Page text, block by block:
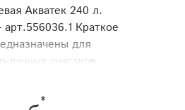
Акватек 240 л.
арт.556036.1 Краткое
для
дачных участков,
и мест проведения массовых
*